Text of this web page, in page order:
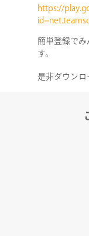
https://
簡単登録で
す。
是非ダウンロ